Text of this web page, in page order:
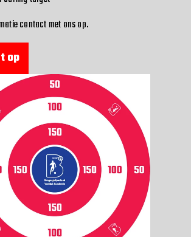
Contact
contact met ons op.
op